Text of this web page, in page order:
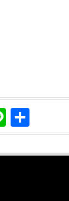
L
in
e
共
有